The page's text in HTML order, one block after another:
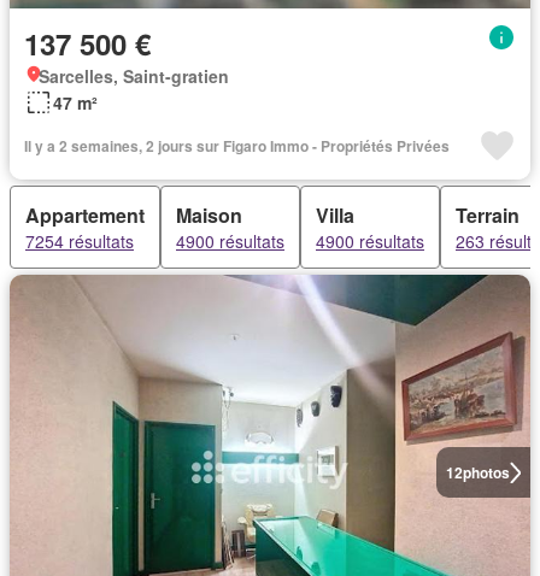
137 500 €
Sarcelles, Saint-gratien
47 m²
Il y a 2 semaines, 2 jours sur Figaro Immo - Propriétés Privées
Appartement
7254 résultats
Maison
4900 résultats
Villa
4900 résultats
Terrain
263
12photos